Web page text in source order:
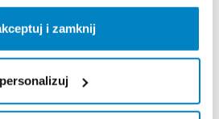
i zamknij
420 x 220 x 515cm
watch?v=Br4TdCBtVVI